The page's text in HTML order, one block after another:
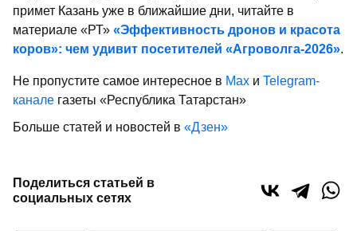
примет Казань уже в ближайшие дни, читайте в
материале «РТ» «Эффективность дронов и красота
коров»: чем удивит посетителей «Агроволга-2026».
Не пропустите самое интересное в Max и Telegram-
канале газеты «Республика Татарстан»
Больше статей и новостей в «Дзен»
Поделиться статьей в
социальных сетях